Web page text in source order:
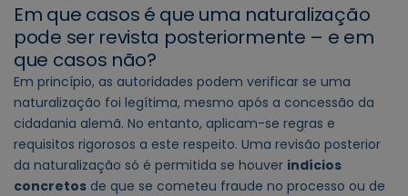
Em que casos é que uma naturalização
pode ser revista posteriormente – e em
que casos não?
Em princípio, as autoridades podem verificar se uma
naturalização foi legítima, mesmo após a concessão da
cidadania alemã. No entanto, aplicam-se regras e
requisitos rigorosos a este respeito. Uma revisão posterior
da naturalização só é permitida se houver indícios
concretos de que se cometeu fraude no processo ou de